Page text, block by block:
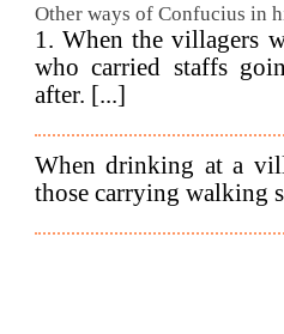
Other ways of Confucius in
1. When the villagers
who carried staffs
after. [...]
When drinking at a
those carrying walking